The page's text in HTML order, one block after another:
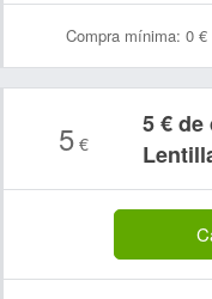
Compra mínima: 0 €
5 €
5 € de